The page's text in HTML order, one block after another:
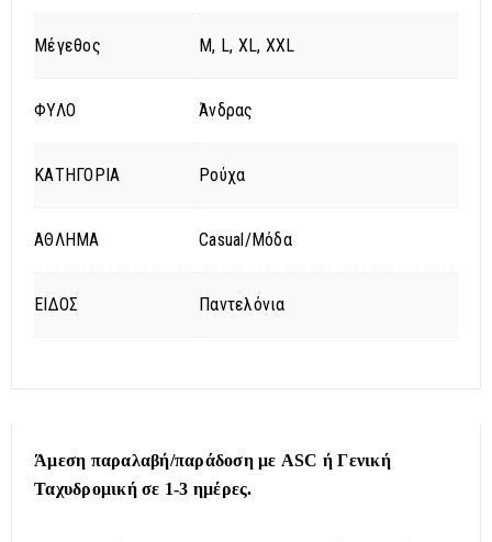
Μέγεθος M, L, XL, XXL
ΦΥΛΟ Άνδρας
ΚΑΤΗΓΟΡΙΑ Ρούχα
ΑΘΛΗΜΑ Casual/Μόδα
ΕΙΔΟΣ Παντελόνια
Άμεση παραλαβή/παράδοση με ASC ή Γενική
Ταχυδρομική σε 1-3 ημέρες.